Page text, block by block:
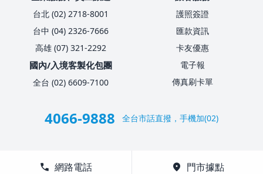
台北 (02) 2718-8001
台中 (04) 2326-7666
高雄 (07) 321-2292
國內/入境客製化包團
全台 (02) 6609-7100
護照簽證
匯款資訊
卡友優惠
電子報
傳真刷卡單
4066-9888 全台市話直撥，手機加(02)
call 網路電話 location_on 門市據點